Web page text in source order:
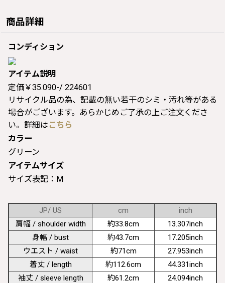
商品詳細
コンディション
アイテム説明
定価￥35.090-/ 224601
リサイクル品の為、記載の無い若干のシミ・汚れ等がある
場合がございます。あらかじめご了承の上ご注文くださ
い。詳細は こちら
カラー
グリーン
アイテムサイズ
サイズ表記：M
JP/ US cm
inch
肩幅 / shoulder width
約33.8cm
13.307inch
身幅 / bust
約43.7cm
17.205inch
ウエスト / waist
約71cm
27.953inch
着丈 / length
約112.6cm
44.331inch
袖丈 / sleeve length
約61.2cm 24.094inch